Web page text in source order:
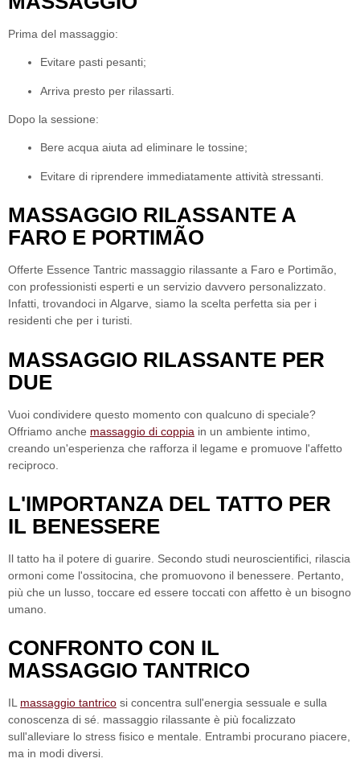
Prima del massaggio:
Evitare pasti pesanti;
Arriva presto per rilassarti.
Dopo la sessione:
Bere acqua aiuta ad eliminare le tossine;
Evitare di riprendere immediatamente attività stressanti.
MASSAGGIO RILASSANTE A
FARO E PORTIMÃO
Offerte Essence Tantric massaggio rilassante a Faro e Portimão
con professionisti esperti e un servizio davvero personalizzato.
Infatti, trovandoci in Algarve, siamo la scelta perfetta sia per i
residenti che per i turisti.
MASSAGGIO RILASSANTE PER
DUE
Vuoi condividere questo momento con qualcuno di speciale?
Offriamo anche massaggio di coppia in un ambiente intimo,
creando un'esperienza che rafforza il legame e promuove l'affetto
reciproco.
L'IMPORTANZA DEL TATTO PER
IL BENESSERE
Il tatto ha il potere di guarire. Secondo studi neuroscientifici, rilascia
ormoni come l'ossitocina, che promuovono il benessere. Pertanto,
più che un lusso, toccare ed essere toccati con affetto è un bisogno
umano.
CONFRONTO CON IL
MASSAGGIO TANTRICO
IL massaggio tantrico si concentra sull'energia sessuale e sulla
conoscenza di sé. massaggio rilassante è più focalizzato
sull'alleviare lo stress fisico e mentale. Entrambi procurano piacere,
ma in modi diversi.